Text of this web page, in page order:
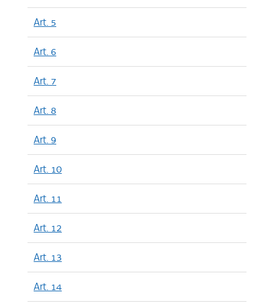
Art. 5
Art. 6
Art. 7
Art. 8
Art. 9
Art. 10
Art. 11
Art. 12
Art. 13
Art. 14